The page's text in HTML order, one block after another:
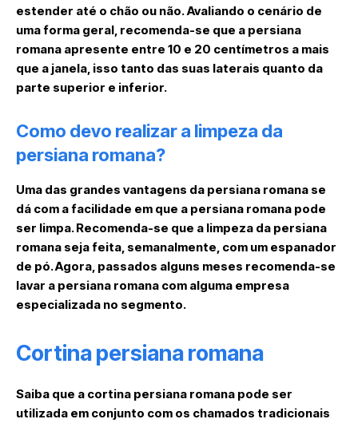
estender até o chão ou não. Avaliando o cenário de
uma forma geral, recomenda-se que a persiana
romana apresente entre 10 e 20 centímetros a mais
que a janela, isso tanto das suas laterais quanto da
parte superior e inferior.
Como devo realizar a limpeza da
persiana romana?
Uma das grandes vantagens da persiana romana se
dá com a facilidade em que a persiana romana pode
ser limpa. Recomenda-se que a limpeza da persiana
romana seja feita, semanalmente, com um espanador
de pó. Agora, passados alguns meses recomenda-se
lavar a persiana romana com alguma empresa
especializada no segmento.
Cortina persiana romana
Saiba que a cortina persiana romana pode ser
utilizada em conjunto com os chamados tradicionais